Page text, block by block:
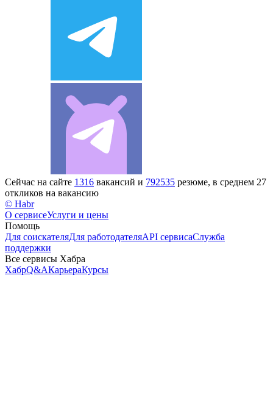
Сейчас на сайте 1316 вакансий и 792535 резюме, в среднем 27
откликов на вакансию
© Habr
О сервисеУслуги и цены
Помощь
Для соискателяДля работодателяAPI сервисаСлужба
поддержки
Все сервисы Хабра
ХабрQ&AКарьераКурсы